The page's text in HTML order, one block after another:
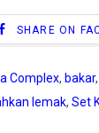
SHARE ON
Complex, bakar,
lemak, Set